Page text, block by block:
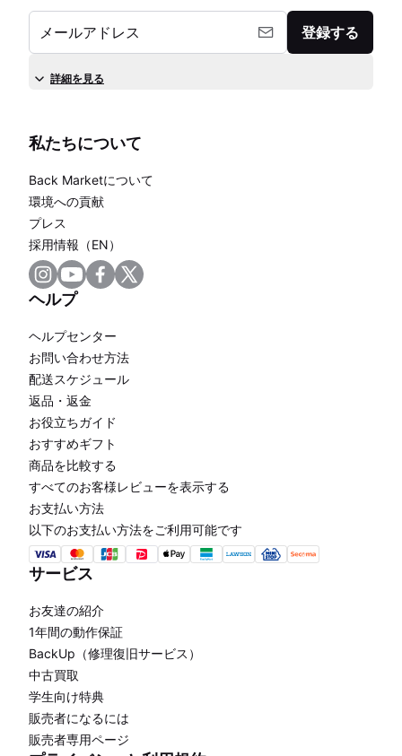
メールアドレス 登録する
詳細を見る
私たちについて
Back Marketについて
環境への貢献
プレス
採用情報（EN）
ヘルプ
ヘルプセンター
お問い合わせ方法
配送スケジュール
返品・返金
お役立ちガイド
おすすめギフト
商品を比較する
すべてのお客様レビューを表示する
お支払い方法
以下のお支払い方法をご利用可能です
サービス
お友達の紹介
1年間の動作保証
BackUp（修理復旧サービス）
中古買取
学生向け特典
販売者になるには
販売者専用ページ